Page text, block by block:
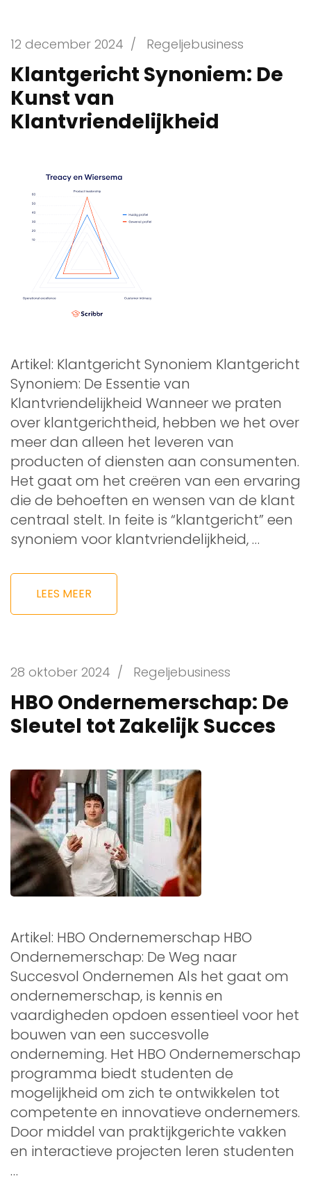
12 december 2024 / Regeljebusiness
Klantgericht Synoniem: De
Kunst van
Klantvriendelijkheid
Artikel: Klantgericht Synoniem Klantgericht
Synoniem: De Essentie van
Klantvriendelijkheid Wanneer we praten
over klantgerichtheid, hebben we het over
meer dan alleen het leveren van
producten of diensten aan consumenten.
Het gaat om het creëren van een ervaring
die de behoeften en wensen van de klant
centraal stelt. In feite is “klantgericht” een
synoniem voor klantvriendelijkheid, …
LEES MEER
28 oktober 2024 / Regeljebusiness
HBO Ondernemerschap: De
Sleutel tot Zakelijk Succes
Artikel: HBO Ondernemerschap HBO
Ondernemerschap: De Weg naar
Succesvol Ondernemen Als het gaat om
ondernemerschap, is kennis en
vaardigheden opdoen essentieel voor het
bouwen van een succesvolle
onderneming. Het HBO Ondernemerschap
programma biedt studenten de
mogelijkheid om zich te ontwikkelen tot
competente en innovatieve ondernemers.
Door middel van praktijkgerichte vakken
en interactieve projecten leren studenten
…